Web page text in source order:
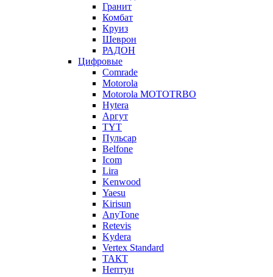
Гранит
Комбат
Круиз
Шеврон
РАДОН
Цифровые
Comrade
Motorola
Motorola MOTOTRBO
Hytera
Аргут
TYT
Пульсар
Belfone
Icom
Lira
Kenwood
Yaesu
Kirisun
AnyTone
Retevis
Kydera
Vertex Standard
ТАКТ
Нептун